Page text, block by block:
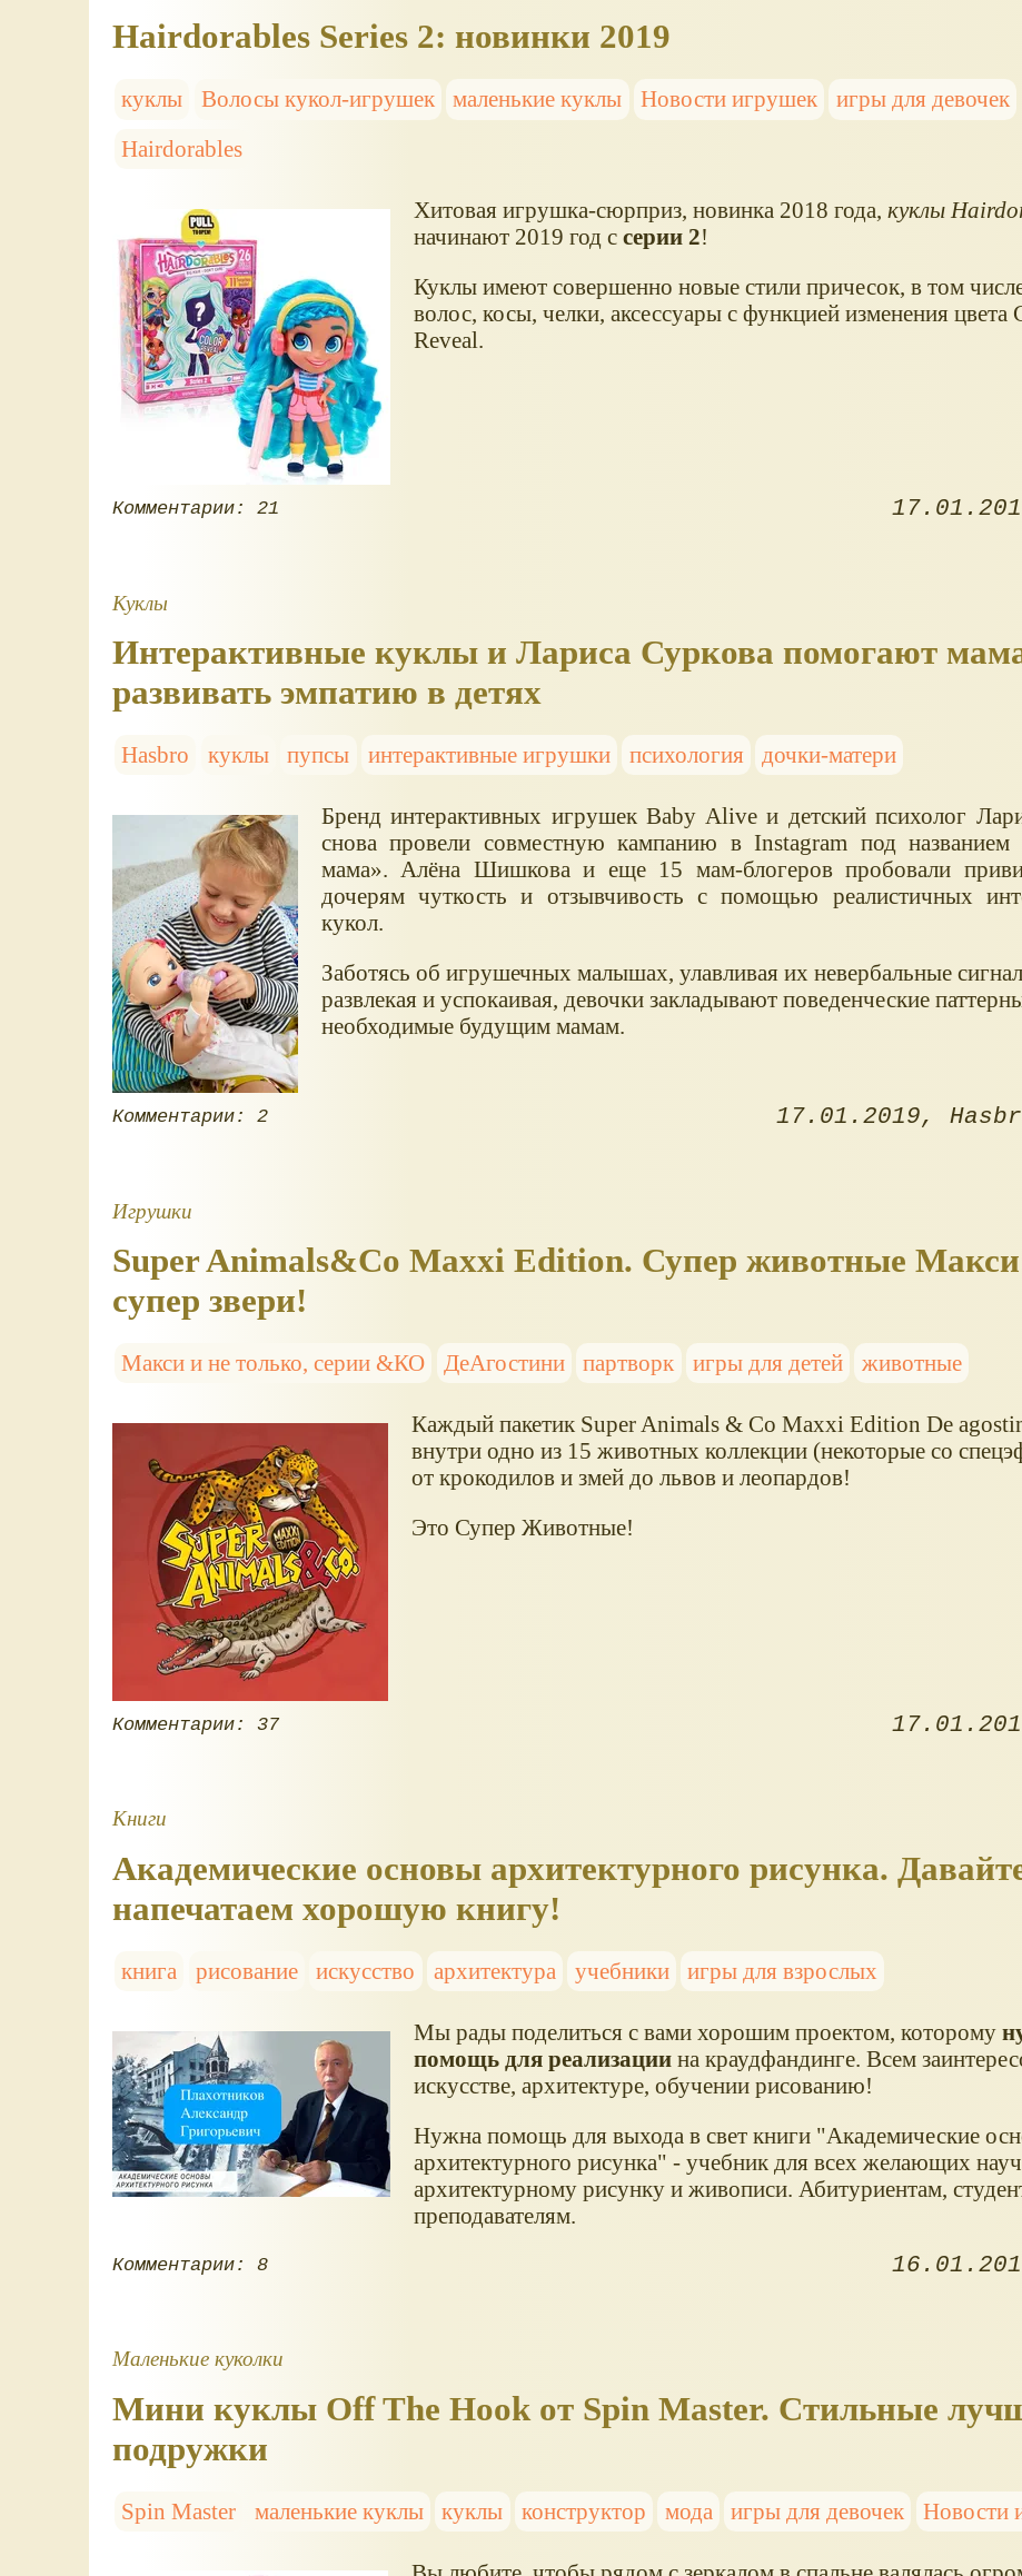
Hairdorables Series 2: новинки 2019
куклы Волосы кукол-игрушек маленькие куклы Новости игрушек
игры для девочек
Hairdorables
Хитовая игрушка-сюрприз, новинка 2018 года, куклы
начинают 2019 год с серии 2!
Куклы имеют совершенно новые стили причесок, в том
волос, косы, челки, аксессуары с функцией изменения цвета
Reveal.
Комментарии: 21
Куклы
Интерактивные куклы и Лариса Суркова помогают
развивать эмпатию в детях
Hasbro куклы пупсы интерактивные игрушки психология дочки-матери
Бренд интерактивных игрушек Baby Alive и детский психолог
снова провели совместную кампанию в Instagram под
мама». Алёна Шишкова и еще 15 мам-блогеров пробовали
дочерям чуткость и отзывчивость с помощью реалистичных
кукол.
Заботясь об игрушечных малышах, улавливая их невербальные
развлекая и успокаивая, девочки закладывают поведенческие
необходимые будущим мамам.
Комментарии: 2 17.01.2019
Игрушки
Super Animals&Co Maxxi Edition. Супер животные
супер звери!
Макси и не только, серии &КО ДеАгостини партворк игры для детей животные
Каждый пакетик Super Animals & Co Maxxi Edition De
внутри одно из 15 животных коллекции (некоторые со
от крокодилов и змей до львов и леопардов!
Это Супер Животные!
Комментарии: 37
Книги
Академические основы архитектурного рисунка.
напечатаем хорошую книгу!
книга рисование искусство архитектура учебники игры для взрослых
Мы рады поделиться с вами хорошим проектом, которому
помощь для реализациина краудфандинге. Всем
искусстве, архитектуре, обучении рисованию!
Нужна помощь для выхода в свет книги "Академические
архитектурного рисунка" - учебник для всех желающих
архитектурному рисунку и живописи. Абитуриентам,
преподавателям.
Комментарии: 8
Маленькие куколки
Мини куклы Off The Hook от Spin Master. Стильные
подружки
Spin Master маленькие куклы куклы конструктор мода игры для девочек Новости